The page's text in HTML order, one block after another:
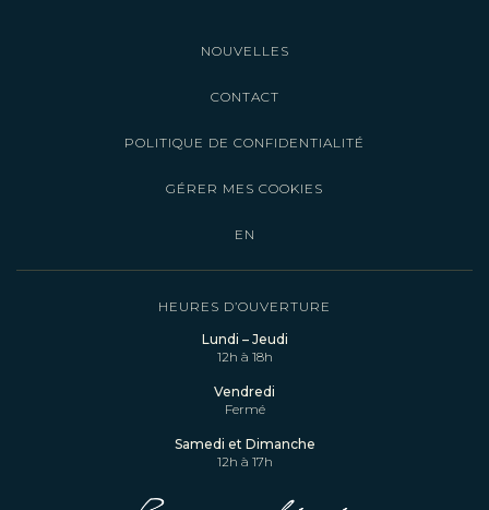
HEURES D’OUVERTURE
Lundi – Jeudi
12h à 18h
Vendredi
Fermé
Samedi et Dimanche
12h à 17h
NOUVELLES
CONTACT
POLITIQUE DE CONFIDENTIALITÉ
GÉRER MES COOKIES
EN